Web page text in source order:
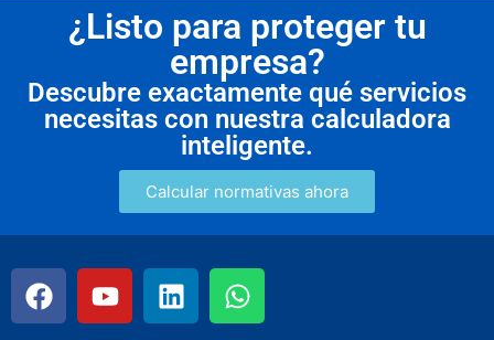
¿Listo para proteger tu
empresa?
Descubre exactamente qué servicios
necesitas con nuestra calculadora
inteligente.
Calcular normativas ahora